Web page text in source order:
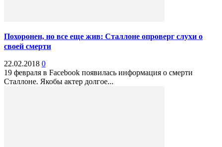
Похоронен, но все еще жив: Сталлоне опроверг слухи о
своей смерти
22.02.2018 0
19 февраля в Facebook появилась информация о смерти
Сталлоне. Якобы актер долгое...